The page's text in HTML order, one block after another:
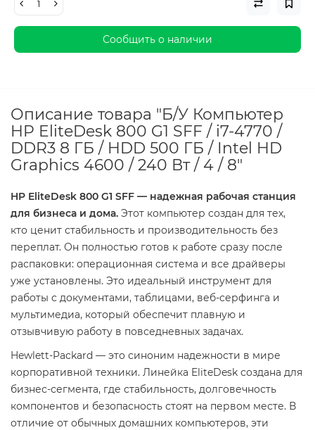
Сообщить о наличии
Описание товара "Б/У Компьютер
HP EliteDesk 800 G1 SFF / i7-4770 /
DDR3 8 ГБ / HDD 500 ГБ / Intel HD
Graphics 4600 / 240 Вт / 4 / 8"
HP EliteDesk 800 G1 SFF — надежная рабочая станция
для бизнеса и дома. Этот компьютер создан для тех,
кто ценит стабильность и производительность без
переплат. Он полностью готов к работе сразу после
распаковки: операционная система и все драйверы
уже установлены. Это идеальный инструмент для
работы с документами, таблицами, веб-серфинга и
мультимедиа, который обеспечит плавную и
отзывчивую работу в повседневных задачах.
Hewlett-Packard — это синоним надежности в мире
корпоративной техники. Линейка EliteDesk создана для
бизнес-сегмента, где стабильность, долговечность
компонентов и безопасность стоят на первом месте. В
отличие от обычных домашних компьютеров, эти